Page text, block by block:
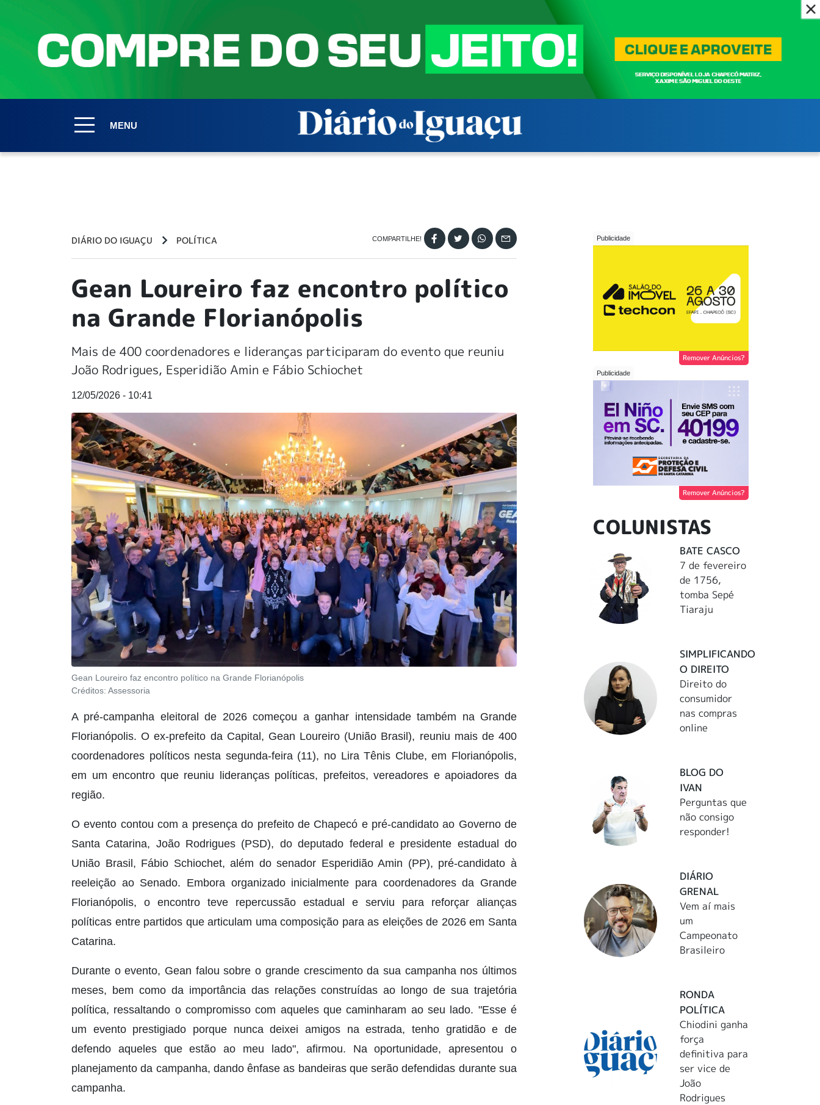
MENU
DIÁRIO DO IGUAÇU POLÍTICA
Gean Loureiro faz encontro político
na Grande Florianópolis
Mais de 400 coordenadores e lideranças participaram do evento que reuniu
João Rodrigues, Esperidião Amin e Fábio Schiochet
12/05/2026 - 10:41
Gean Loureiro faz encontro político na Grande Florianópolis
Créditos: Assessoria
A pré-campanha eleitoral de 2026 começou a ganhar intensidade também na Grande
Florianópolis. O ex-prefeito da Capital, Gean Loureiro (União Brasil), reuniu mais de 400
coordenadores políticos nesta segunda-feira (11), no Lira Tênis Clube, em Florianópolis,
em um encontro que reuniu lideranças políticas, prefeitos, vereadores e apoiadores da
região.
O evento contou com a presença do prefeito de Chapecó e pré-candidato ao Governo de
Santa Catarina, João Rodrigues (PSD), do deputado federal e presidente estadual do
União Brasil, Fábio Schiochet, além do senador Esperidião Amin (PP), pré-candidato à
reeleição ao Senado. Embora organizado inicialmente para coordenadores da Grande
Florianópolis, o encontro teve repercussão estadual e serviu para reforçar alianças
políticas entre partidos que articulam uma composição para as eleições de 2026 em Santa
Catarina.
Durante o evento, Gean falou sobre o grande crescimento da sua campanha nos últimos
meses, bem como da importância das relações construídas ao longo de sua trajetória
política, ressaltando o compromisso com aqueles que caminharam ao seu lado. "Esse é
um evento prestigiado porque nunca deixei amigos na estrada, tenho gratidão e de
defendo aqueles que estão ao meu lado", afirmou. Na oportunidade, apresentou o
planejamento da campanha, dando ênfase as bandeiras que serão defendidas durante sua
campanha.
Remover Anúncios?
Remover Anúncios?
COLUNISTAS
BATE CASCO
7 de fevereiro
de 1756,
tomba Sepé
Tiaraju
SIMPLIFICANDO
O DIREITO
Direito do
consumidor
nas compras
online
BLOG DO
IVAN
Perguntas que
não consigo
responder!
DIÁRIO
GRENAL
Vem aí mais
um
Campeonato
Brasileiro
RONDA
POLÍTICA
Chiodini ganha
força
definitiva para
ser vice de
João
Rodrigues